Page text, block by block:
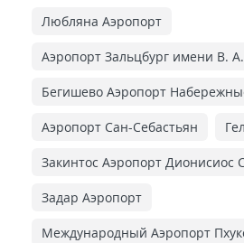
Любляна Аэропорт
Аэропорт Зальцбург имени В.
Бегишево Аэропорт
Аэропорт Сан-Себастьян
Закинтос Аэропорт Дионисиос
Задар Аэропорт
Международный Аэропорт